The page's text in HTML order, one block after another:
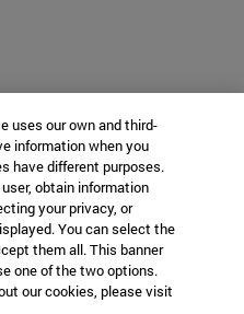
uses our own and third-
information when you
have different purposes.
obtain information
your privacy, or
You can select the
them all. This banner
one of the two options.
our cookies, please visit